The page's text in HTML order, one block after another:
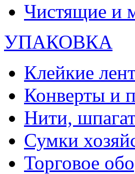
Чистящие и
УПАКОВКА
Клейкие
Конверты и
Нити,
Сумки
Торговое